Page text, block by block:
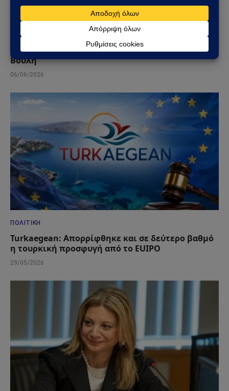
ΠΟΛΙΤΙΚΉ
Κυριάκος Βελόπουλος: «Βυθίστε τους Τούρκους
στο Αιγαίο» – Η δήλωση που άναψε φωτιές στη
Βουλή
06/06/2026
ΠΟΛΙΤΙΚΉ
Turkaegean: Απορρίφθηκε και σε δεύτερο βαθμό
η τουρκική προσφυγή από το EUIPO
29/05/2026